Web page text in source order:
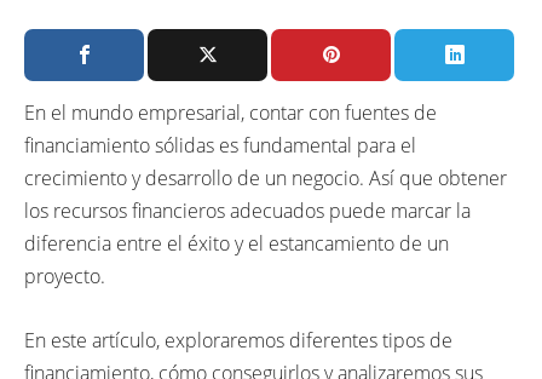
En el mundo empresarial, contar con fuentes de
financiamiento sólidas es fundamental para el
crecimiento y desarrollo de un negocio. Así que obtener
los recursos financieros adecuados puede marcar la
diferencia entre el éxito y el estancamiento de un
proyecto.
En este artículo, exploraremos diferentes tipos de
financiamiento, cómo conseguirlos y analizaremos sus